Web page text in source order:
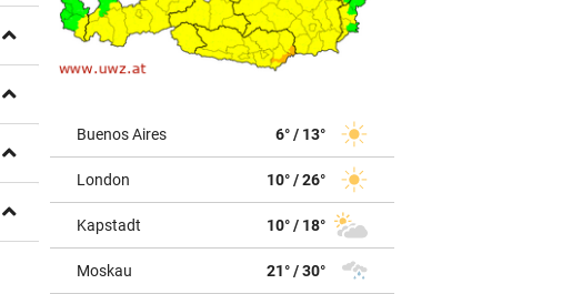
Aufklappen
Aufklappen
Aufklappen
Aufklappen
Buenos Aires 6° / 13°
London 10° / 26°
Kapstadt 10° / 18°
Moskau 21° / 30°